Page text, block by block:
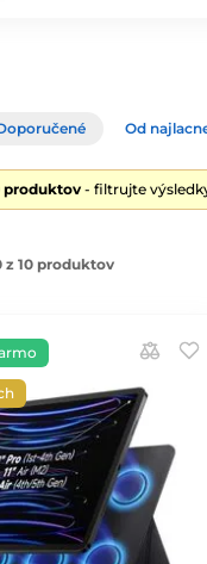
Od
produktov- filtrujte
z 10 produktov